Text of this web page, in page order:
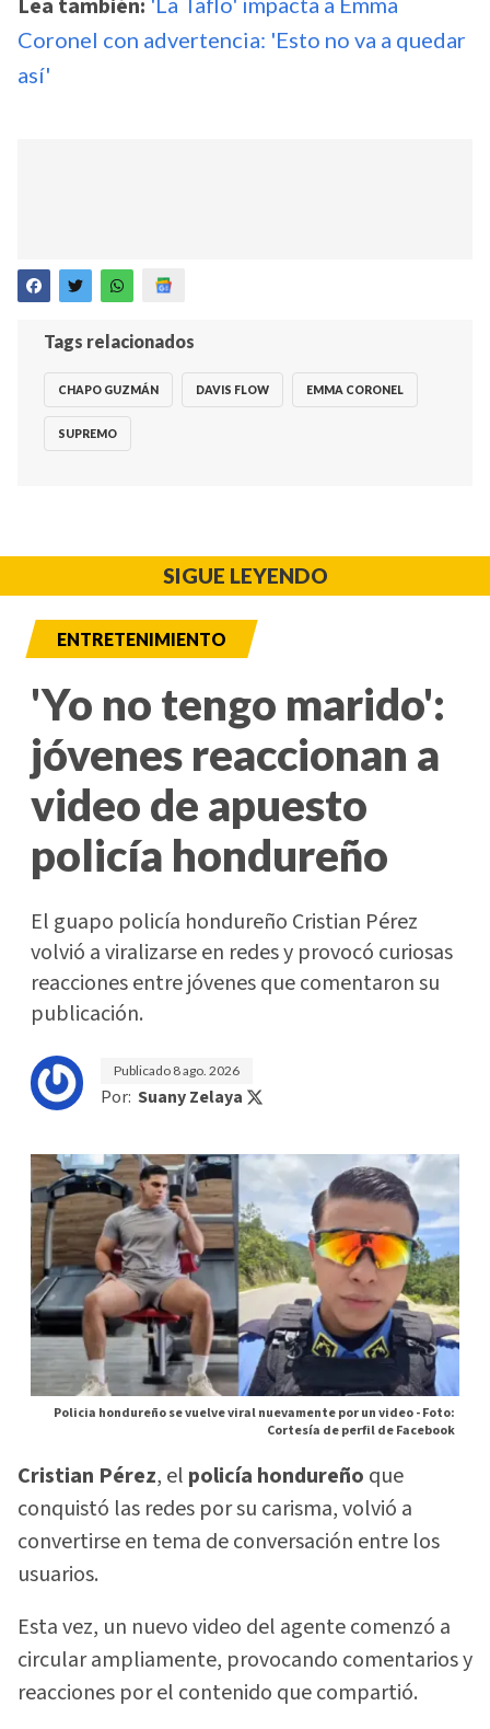
Lea también:
Coronel con advertencia: 'Esto no va a quedar
así'
Tags relacionados
CHAPO GUZMÁN DAVIS FLOW EMMA CORONEL
SUPREMO
SIGUE LEYENDO
ENTRETENIMIENTO
'Yo no tengo marido':
jóvenes reaccionan a
video de apuesto
policía hondureño
El guapo policía hondureño Cristian Pérez
volvió a viralizarse en redes y provocó curiosas
reacciones entre jóvenes que comentaron su
publicación.
Publicado 8 ago. 2026
Por: Suany Zelaya
Policia hondureño se vuelve viral nuevamente por un video -Foto:
Cortesía de perfil de Facebook
Cristian Pérez, el policía hondureño que
conquistó las redes por su carisma, volvió a
convertirse en tema de conversación entre los
usuarios.
Esta vez, un nuevo video del agente comenzó a
circular ampliamente, provocando comentarios y
reacciones por el contenido que compartió.